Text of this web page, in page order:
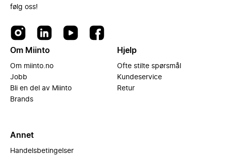
følg oss!
Om Miinto
Om miinto.no
Jobb
Bli en del av Miinto
Brands
Hjelp
Ofte stilte spørsmål
Kundeservice
Retur
Annet
Handelsbetingelser